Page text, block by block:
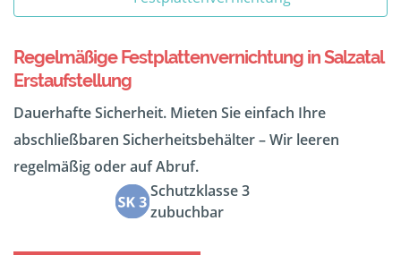
Regelmäßige Festplattenvernichtung in Salzatal
Erstaufstellung
Dauerhafte Sicherheit. Mieten Sie einfach Ihre
abschließbaren Sicherheitsbehälter – Wir leeren
regelmäßig oder auf Abruf.
Schutzklasse 3
zubuchbar